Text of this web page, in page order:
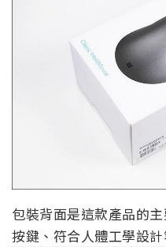
包裝背面是這款產品的
按鍵、符合人體工學設計